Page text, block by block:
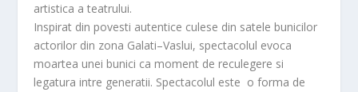
artistica a teatrului.
Inspirat din povesti autentice culese din satele bunicilor
actorilor din zona Galati–Vaslui, spectacolul evoca
moartea unei bunici ca moment de reculegere si
legatura intre generatii. Spectacolul este o forma de